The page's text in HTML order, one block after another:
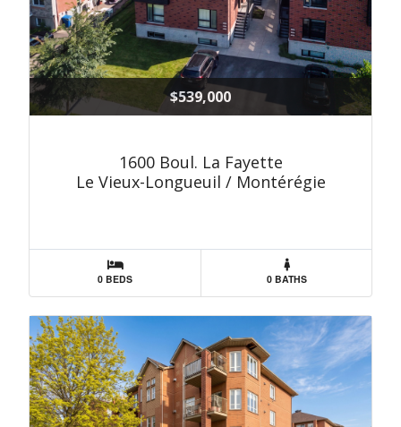
$539,000
1600 Boul. La Fayette
Le Vieux-Longueuil / Montérégie
0 BEDS 0 BATHS